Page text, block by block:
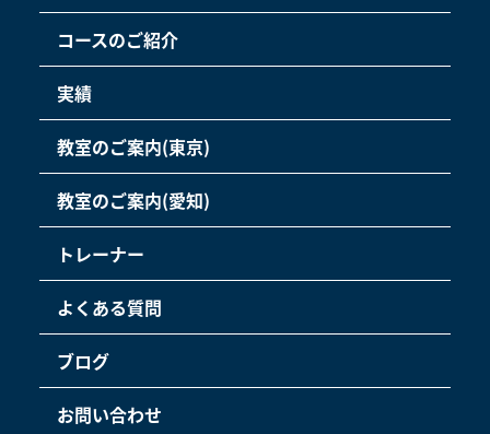
コースのご紹介
実績
教室のご案内(東京)
教室のご案内(愛知)
トレーナー
よくある質問
ブログ
お問い合わせ